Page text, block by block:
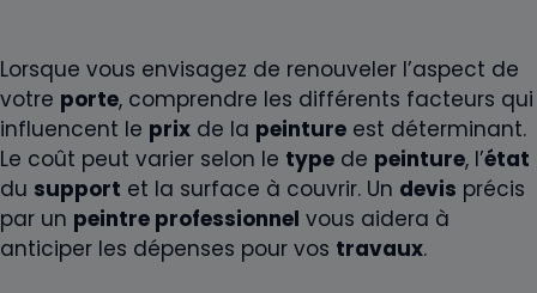
Lorsque vous envisagez de renouveler l’aspect de
votre porte, comprendre les différents facteurs qui
influencent le prix de la peinture est déterminant.
Le coût peut varier selon le type de peinture, l’état
du support et la surface à couvrir. Un devis précis
par un peintre professionnel vous aidera à
anticiper les dépenses pour vos travaux.